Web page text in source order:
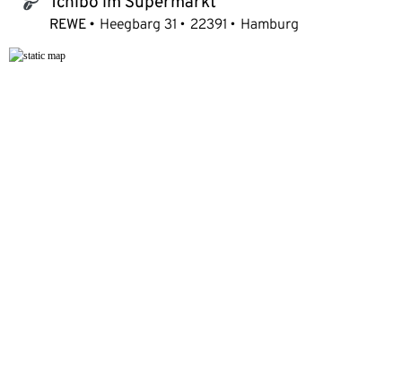
REWE Heegbarg 31 22391 Hamburg